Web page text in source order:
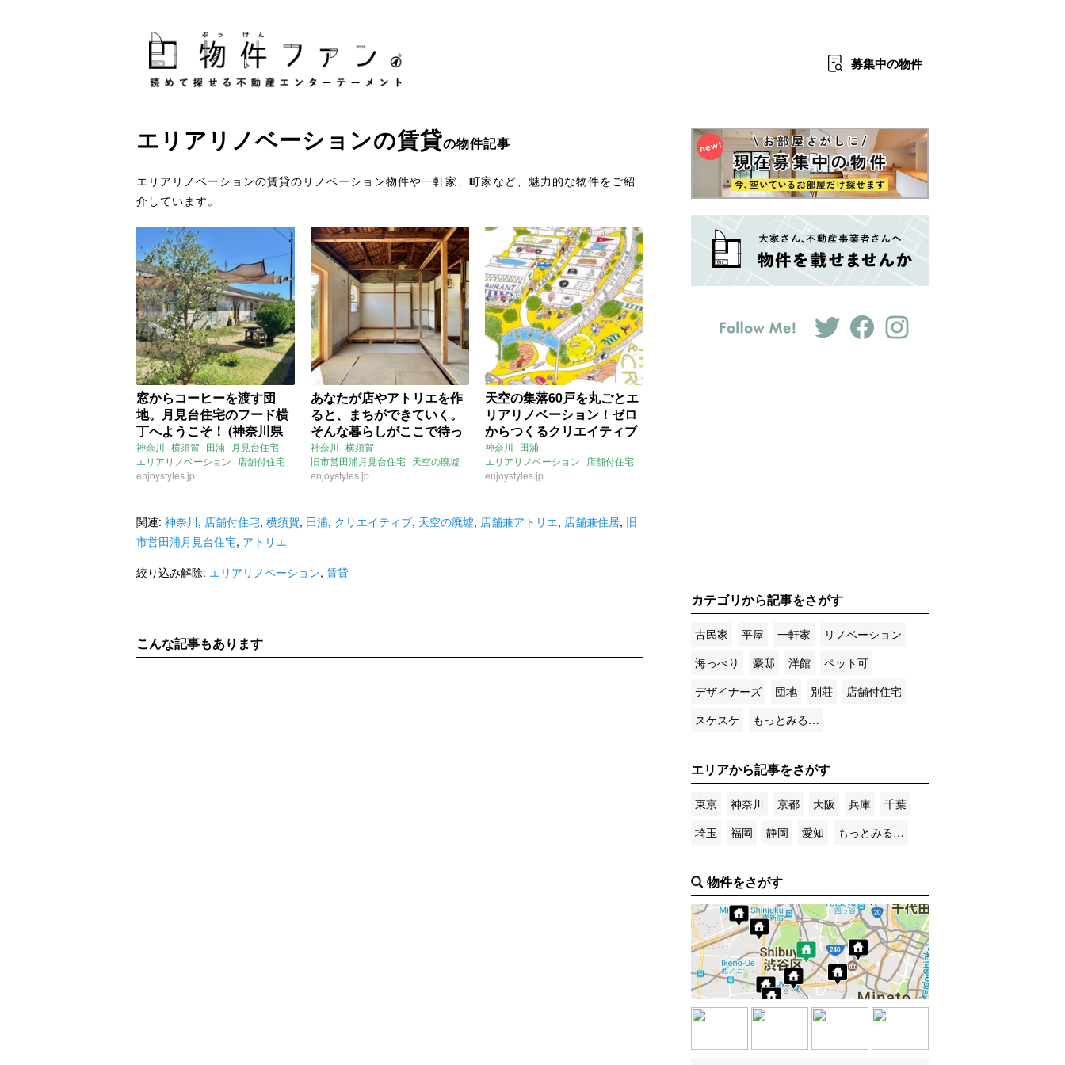
募集中の物件
エリアリノベーションの賃貸の物件記事
エリアリノベーションの賃貸のリノベーション物件や一軒家、町家など、魅力的な物件をご紹
介しています。
窓からコーヒーを渡す団
地。月見台住宅のフード横
丁へようこそ！ (神奈川県
横須賀市29㎡の賃貸物件)
神奈川 横須賀 田浦 月見台住宅
エリアリノベーション
店舗付住宅
店舗 団地 アトリエ
enjoystyles.jp
あなたが店やアトリエを作
ると、まちができていく。
そんな暮らしがここで待っ
てる (神奈川県横須賀市29
㎡の賃貸物件)
神奈川 横須賀
旧市営田浦月見台住宅 天空の廃墟
店舗兼住居 店舗兼アトリエ
enjoystyles.jp
天空の集落60戸を丸ごとエ
リアリノベーション！ゼロ
からつくるクリエイティブ
集落の住人になる (神奈川
県横須賀市29～36㎡の賃貸
物件)
神奈川 田浦
エリアリノベーション
店舗付住宅
賃貸
enjoystyles.jp
関連: 神奈川, 店舗付住宅, 横須賀, 田浦, クリエイティブ, 天空の廃墟, 店舗兼アトリエ, 店舗兼住居, 旧
市営田浦月見台住宅, アトリエ
絞り込み解除: エリアリノベーション, 賃貸
こんな記事もあります
カテゴリから記事をさがす
古民家 平屋 一軒家
リノベーション
海っぺり
豪邸 洋館
ペット可
デザイナーズ
団地 別荘
店舗付住宅
スケスケ
もっとみる…
エリアから記事をさがす
東京 神奈川 京都 大阪 兵庫
千葉
埼玉
福岡 静岡 愛知 もっとみる…
物件をさがす